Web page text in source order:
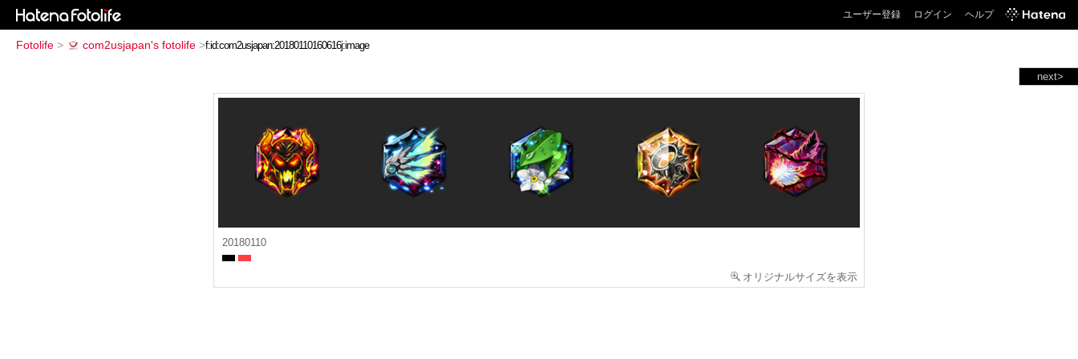
ユーザー登録 ログイン ヘルプ
Fotolife > com2usjapan's fotolife >
next>
20180110
オリジナルサイズを表示